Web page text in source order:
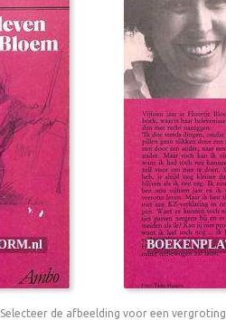
Selecteer de afbeelding voor een vergroting